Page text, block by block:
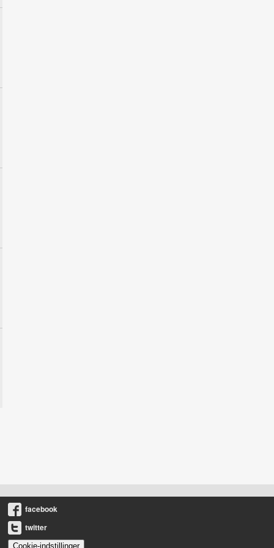
facebook
twitter
Cookie-indstillinger